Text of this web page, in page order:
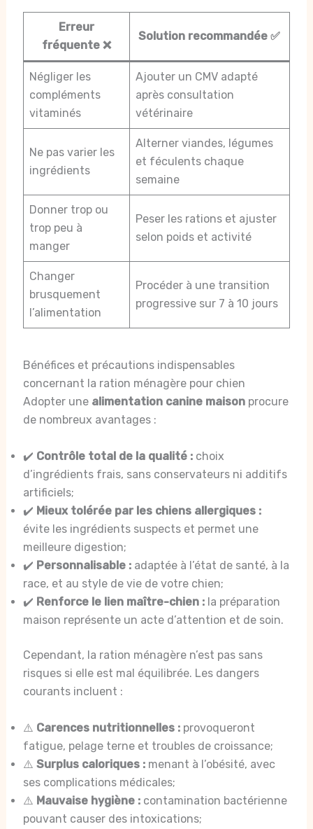
Erreur
fréquente ❌
Solution recommandée ✅
Négliger les
compléments
vitaminés
Ajouter un CMV adapté
après consultation
vétérinaire
Ne pas varier les
ingrédients
Alterner viandes, légumes
et féculents chaque
semaine
Donner trop ou
trop peu à
manger
Peser les rations et ajuster
selon poids et activité
Changer
brusquement
l’alimentation
Procéder à une transition
progressive sur 7 à 10 jours
Bénéfices et précautions indispensables
concernant la ration ménagère pour chien
Adopter une alimentation canine maisonprocure
de nombreux avantages :
✔️ Contrôle total de la qualité :choix
d’ingrédients frais, sans conservateurs ni additifs
artificiels;
✔️ Mieux tolérée par les chiens allergiques :
évite les ingrédients suspects et permet une
meilleure digestion;
✔️ Personnalisable :adaptée à l’état de santé, à la
race, et au style de vie de votre chien;
✔️ Renforce le lien maître-chien :la préparation
maison représente un acte d’attention et de soin.
Cependant, la ration ménagère n’est pas sans
risques si elle est mal équilibrée. Les dangers
courants incluent :
⚠️ Carences nutritionnelles :provoqueront
fatigue, pelage terne et troubles de croissance;
⚠️ Surplus caloriques :menant à l’obésité, avec
ses complications médicales;
⚠️ Mauvaise hygiène :contamination bactérienne
pouvant causer des intoxications;